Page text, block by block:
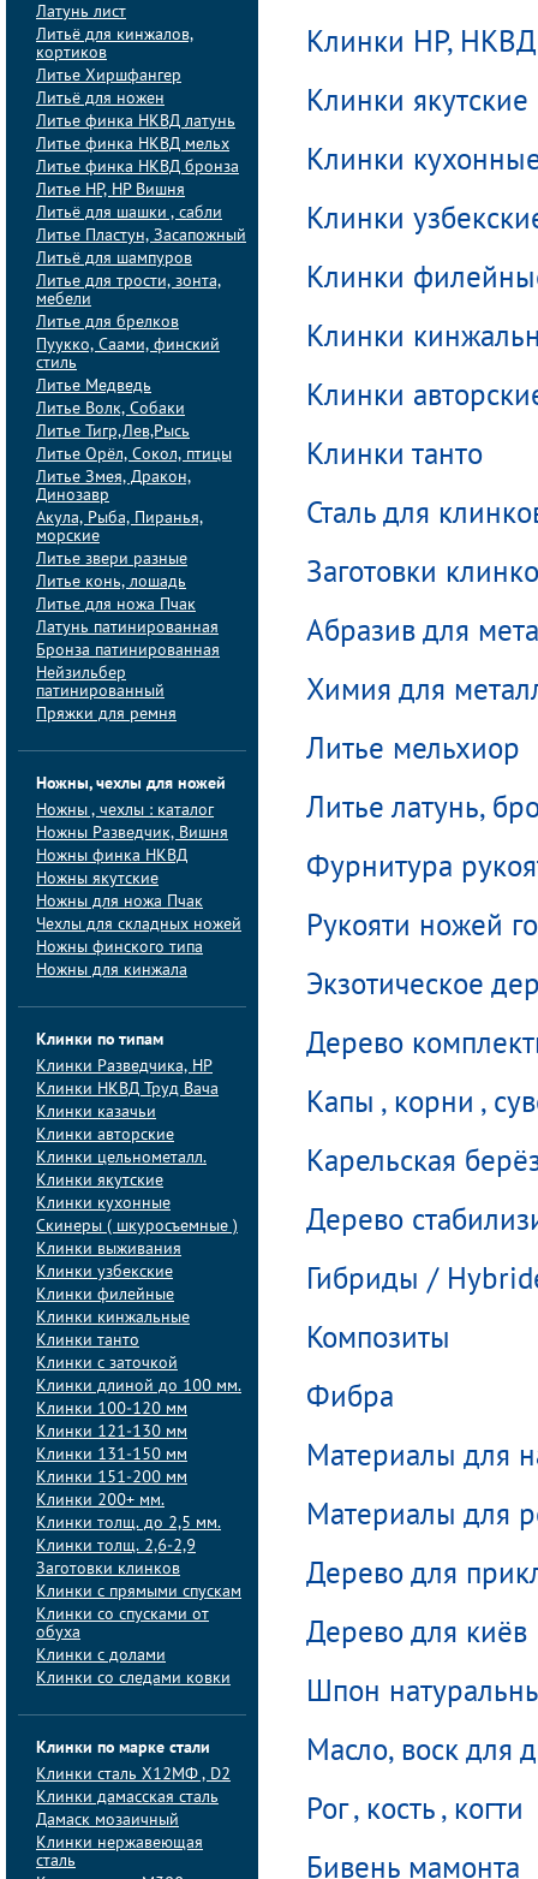
Латунь лист
Литьё для кинжалов,
кортиков
Литье Хиршфангер
Литьё для ножен
Литье финка НКВД латунь
Литье финка НКВД мельх
Литье финка НКВД бронза
Литье НР, НР Вишня
Литьё для шашки , сабли
Литье Пластун, Засапожный
Литьё для шампуров
Литье для трости, зонта,
мебели
Литье для брелков
Пуукко, Саами, финский
стиль
Литье Медведь
Литье Волк, Собаки
Литье Тигр,Лев,Рысь
Литье Орёл, Сокол, птицы
Литье Змея, Дракон,
Динозавр
Акула, Рыба, Пиранья,
морские
Литье звери разные
Литье конь, лошадь
Литье для ножа Пчак
Латунь патинированная
Бронза патинированная
Нейзильбер
патинированный
Пряжки для ремня
Ножны, чехлы для ножей
Ножны , чехлы : каталог
Ножны Разведчик, Вишня
Ножны финка НКВД
Ножны якутские
Ножны для ножа Пчак
Чехлы для складных ножей
Ножны финского типа
Ножны для кинжала
Клинки по типам
Клинки Pазведчика, НP
Клинки НКВД Труд Вача
Клинки казачьи
Клинки авторские
Клинки цельнометалл.
Клинки якутские
Клинки кухонные
Скинеры ( шкуросъемные )
Клинки выживания
Клинки узбекские
Клинки филейные
Клинки кинжальные
Клинки танто
Клинки с заточкой
Клинки длиной до 100 мм.
Клинки 100-120 мм
Клинки 121-130 мм
Клинки 131-150 мм
Клинки 151-200 мм
Клинки 200+ мм.
Клинки толщ. до 2,5 мм.
Клинки толщ. 2,6-2,9
Заготовки клинков
Клинки с прямыми спускам
Клинки со спусками от
обуха
Клинки с долами
Клинки со следами ковки
Клинки по марке стали
Клинки сталь Х12МФ , D2
Клинки дамасская сталь
Дамаск мозаичный
Клинки нержавеющая
сталь
Клинки НP, НКВД
Клинки якутские
Клинки
Клинки
Клинки
Клинки
Клинки
Клинки танто
Сталь для
Заготовки
Абразив для
Химия для
Литье мельхиор
Литье латунь,
Фурнитура
Рукояти ножей
Экзотическое
Дерево
Капы , корни ,
Карельская
Дерево
Гибриды /
Композиты
Фибра
Материалы для
Материалы для
Дерево для
Дерево для киёв
Шпон
Масло, воск для
Рог , кость , когти
Бивень мамонта